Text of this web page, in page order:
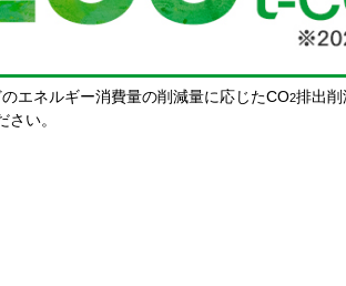
エネルギー消費量の削減量に応じたCO2排出削
さい。